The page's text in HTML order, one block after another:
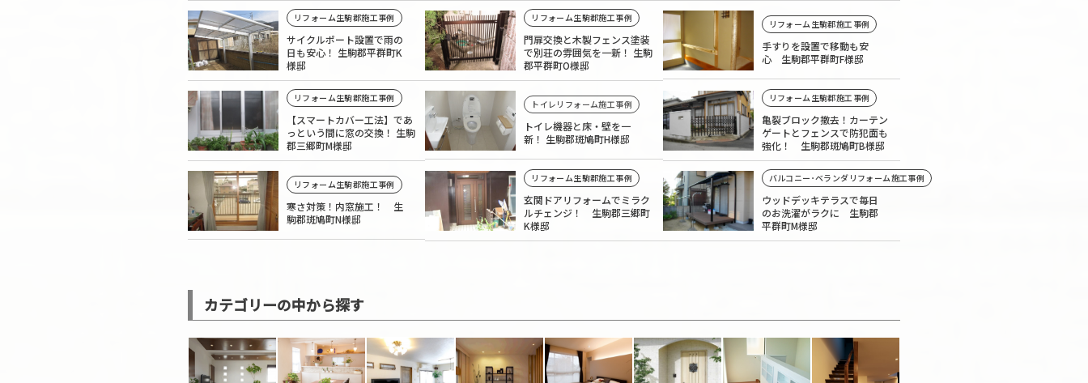
リフォーム生駒郡施工事例
サイクルポート設置で雨の
日も安心！ 生駒郡平群町K
様邸
リフォーム生駒郡施工事例
門扉交換と木製フェンス塗装
で別荘の雰囲気を一新！ 生駒
郡平群町O様邸
リフォーム生駒郡施工事例
手すりを設置で移動も安
心 生駒郡平群町F様邸
リフォーム生駒郡施工事例
【スマートカバー工法】であ
っという間に窓の交換！ 生駒
郡三郷町M様邸
トイレリフォーム施工事例
トイレ機器と床・壁を一
新！ 生駒郡斑鳩町H様邸
リフォーム生駒郡施工事例
亀裂ブロック撤去！カーテン
ゲートとフェンスで防犯面も
強化！ 生駒郡斑鳩町B様邸
リフォーム生駒郡施工事例
寒さ対策！内窓施工！ 生
駒郡斑鳩町N様邸
リフォーム生駒郡施工事例
玄関ドアリフォームでミラク
ルチェンジ！ 生駒郡三郷町
K様邸
バルコニー･ベランダリフォーム施工事例
ウッドデッキテラスで毎日
のお洗濯がラクに 生駒郡
平群町M様邸
カテゴリーの中から探す